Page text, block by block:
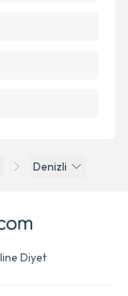
Denizli
Diyet